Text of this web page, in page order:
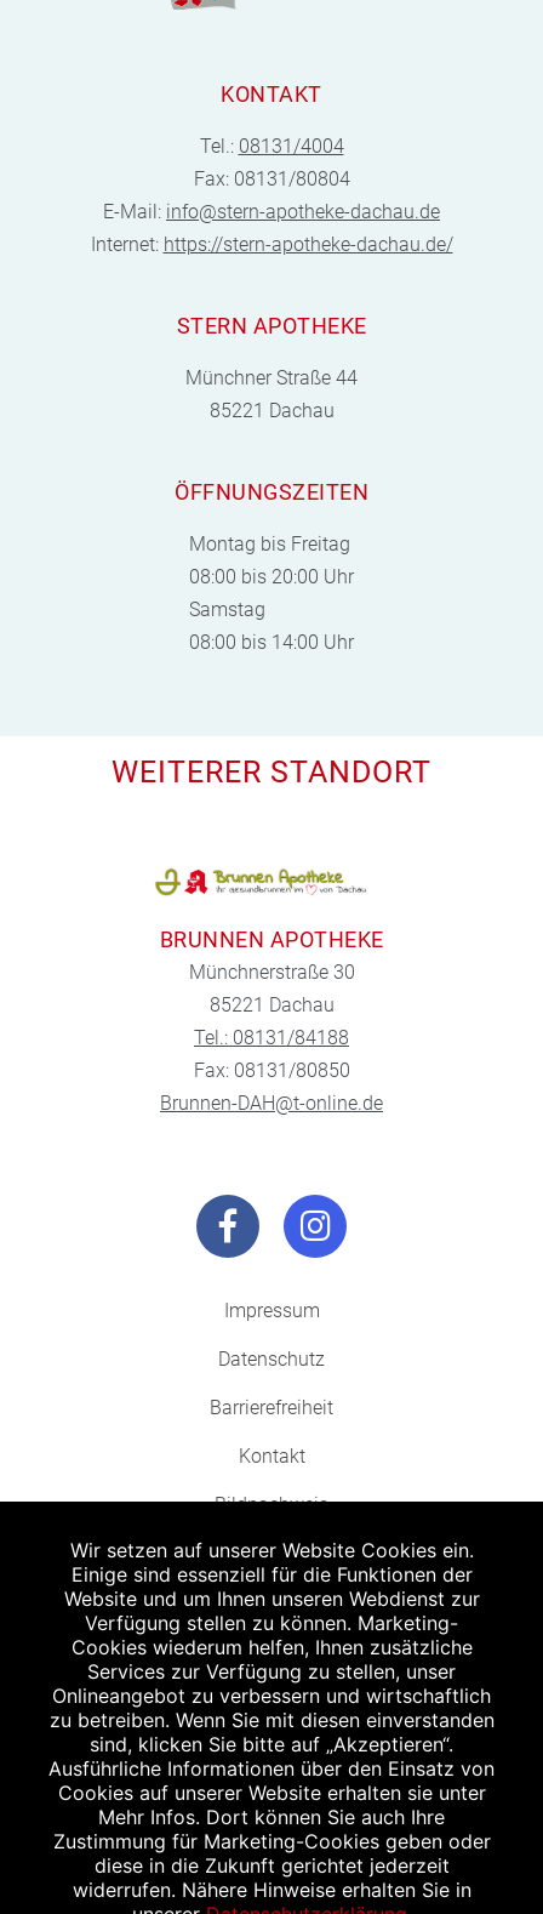
KONTAKT
Tel.: 08131/4004
Fax: 08131/80804
E-Mail: info@stern-apotheke-dachau.de
Internet: https://stern-apotheke-dachau.de/
STERN APOTHEKE
Münchner Straße 44
85221 Dachau
ÖFFNUNGSZEITEN
Montag bis Freitag
08:00 bis 20:00 Uhr
Samstag
08:00 bis 14:00 Uhr
WEITERER STANDORT
BRUNNEN APOTHEKE
Münchnerstraße 30
85221 Dachau
Tel.: 08131/84188
Fax: 08131/80850
Brunnen-DAH@t-online.de
Impressum
Datenschutz
Barrierefreiheit
Kontakt
Bildnachweis
Abgabe in haushaltsüblichen Mengen, solange der Vorrat reicht. Für Druck-
und Satzfehler keine Haftung.
Zu Risiken und Nebenwirkungen lesen Sie die Packungsbeilage und fragen
Sie Ihren Arzt oder Apotheker.
Angabe nach der deutschen Arzneimitteltaxe Apothekenerstattungspreis
(AEP). Der AEP ist keine unverbindliche Preisempfehlung der Hersteller. Der
AEP ist ein von den Apotheken in Ansatz gebrachter Preis für rezeptfreie
Arzneimittel. Er entspricht in der Höhe dem für Apotheken verbindlichen
Abgabepreis, zu dem eine Apotheke in bestimmten Fällen (z.B. bei Kindern
unter 12 Jahren) das Produkt mit der gesetzlichen Krankenversicherung
abrechnet. Der AEP ist der allgemeine Erstattungspreis im Falle einer
Kostenübernahme durch die gesetzlichen Krankenkassen, vor Abzug eines
Zwangsrabattes (zur Zeit 5%) nach §130 Abs. 1 SGB V.
Wir setzen auf unserer Website Cookies ein.
Einige sind essenziell für die Funktionen der
Website und um Ihnen unseren Webdienst zur
Verfügung stellen zu können. Marketing-
Cookies wiederum helfen, Ihnen zusätzliche
Services zur Verfügung zu stellen, unser
Onlineangebot zu verbessern und wirtschaftlich
zu betreiben. Wenn Sie mit diesen einverstanden
sind, klicken Sie bitte auf „Akzeptieren“.
Ausführliche Informationen über den Einsatz von
Cookies auf unserer Website erhalten sie unter
Mehr Infos. Dort können Sie auch Ihre
Zustimmung für Marketing-Cookies geben oder
diese in die Zukunft gerichtet jederzeit
widerrufen. Nähere Hinweise erhalten Sie in